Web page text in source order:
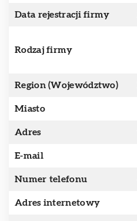
Data rejestracji firmy
Rodzaj firmy
Region (Województwo)
Miasto
Adres
E-mail
Numer telefonu
Adres internetowy